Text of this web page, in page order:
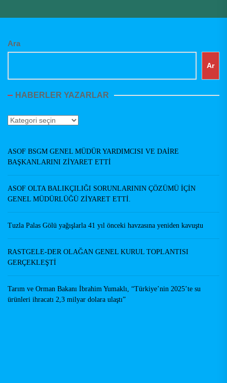
Ara
Ar
HABERLER YAZARLAR
Haberler
ASOF BSGM GENEL MÜDÜR YARDIMCISI VE DAİRE
BAŞKANLARINI ZİYARET ETTİ
ASOF OLTA BALIKÇILIĞI SORUNLARININ ÇÖZÜMÜ İÇİN
GENEL MÜDÜRLÜĞÜ ZİYARET ETTİ.
Tuzla Palas Gölü yağışlarla 41 yıl önceki havzasına yeniden kavuştu
RASTGELE-DER OLAĞAN GENEL KURUL TOPLANTISI
GERÇEKLEŞTİ
Tarım ve Orman Bakanı İbrahim Yumaklı, “Türkiye’nin 2025’te su
ürünleri ihracatı 2,3 milyar dolara ulaştı”